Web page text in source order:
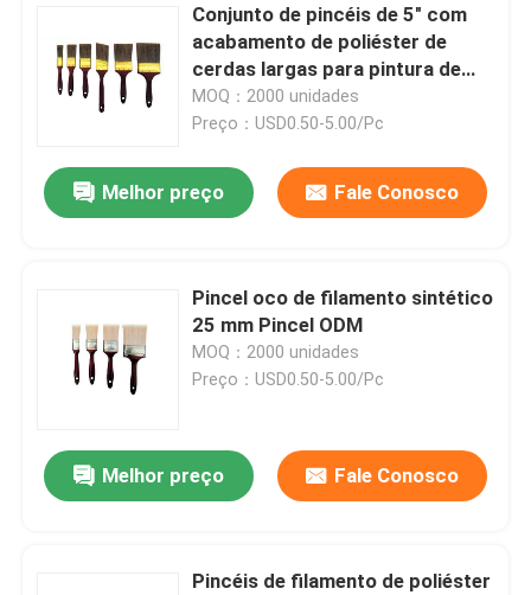
Conjunto de pincéis de 5" com
acabamento de poliéster de
cerdas largas para pintura de
parede
MOQ：2000 unidades
Preço：USD0.50-5.00/Pc
Melhor preço Fale Conosco
Pincel oco de filamento sintético
25 mm Pincel ODM
MOQ：2000 unidades
Preço：USD0.50-5.00/Pc
Melhor preço Fale Conosco
Pincéis de filamento de poliéster